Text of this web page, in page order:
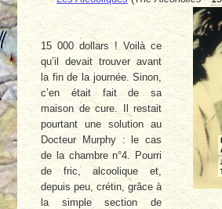
15 000 dollars ! Voilà ce
qu’il devait trouver avant
la fin de la journée. Sinon,
c’en était fait de sa
maison de cure. Il restait
pourtant une solution au
Docteur Murphy : le cas
de la chambre n°4. Pourri
de fric, alcoolique et,
depuis peu, crétin, grâce à
la simple section de